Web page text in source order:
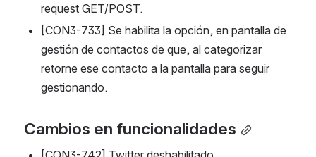
request GET/POST.
[CON3-733] Se habilita la opción, en pantalla de
gestión de contactos de que, al categorizar
retorne ese contacto a la pantalla para seguir
gestionando.
Cambios en funcionalidades